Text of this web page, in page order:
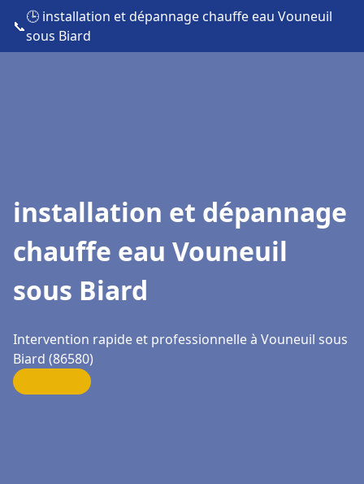
📞
🕒 installation et dépannage chauffe eau Vouneuil
sous Biard
installation et dépannage
chauffe eau Vouneuil
sous Biard
Intervention rapide et professionnelle à Vouneuil sous
Biard (86580)